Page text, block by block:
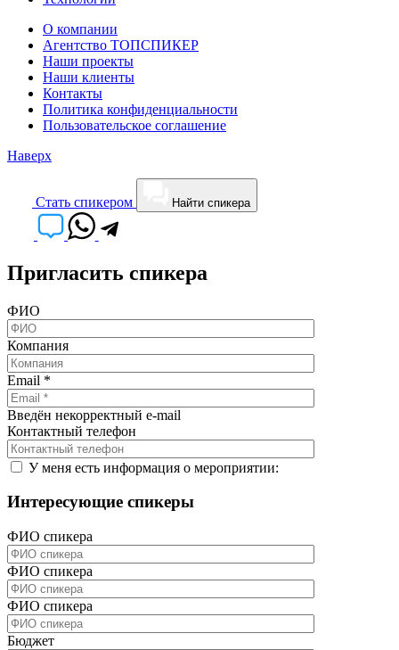
О компании
Агентство ТОПСПИКЕР
Наши проекты
Наши клиенты
Контакты
Политика конфиденциальности
Пользовательское соглашение
Наверх
Cтать спикером Найти спикера
Пригласить спикера
ФИО
Компания
Email *
Введён некорректный e-mail
Контактный телефон
У меня есть информация о мероприятии:
Интересующие спикеры
ФИО спикера
ФИО спикера
ФИО спикера
Бюджет